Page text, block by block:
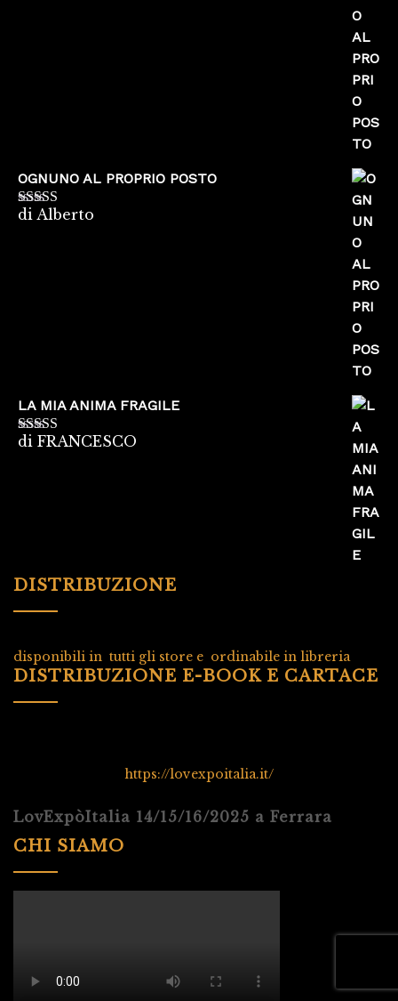
OGNUNO AL PROPRIO POSTO
Valutato5su
di Alberto
LA MIA ANIMA FRAGILE
Valutato5su
di FRANCESCO
DISTRIBUZIONE
disponibili in tutti gli store e ordinabile in libreria
DISTRIBUZIONE E-BOOK E CARTACE
https://lovexpoitalia.it/
LovExpòItalia 14/15/16/2025 a Ferrara
CHI SIAMO